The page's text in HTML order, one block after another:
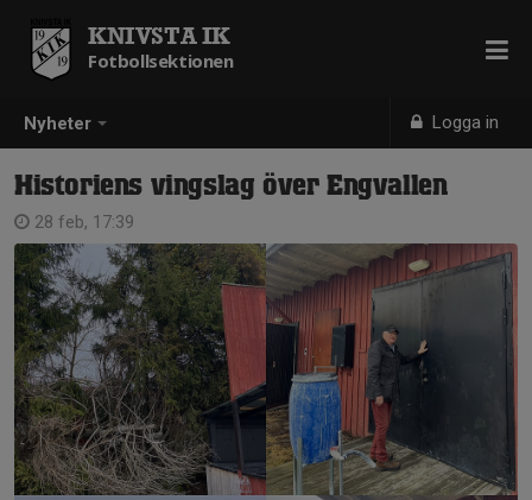
Nyheter Logga in
KNIVSTA IK
Fotbollsektionen
Historiens vingslag över Engvallen
28 feb, 17:39